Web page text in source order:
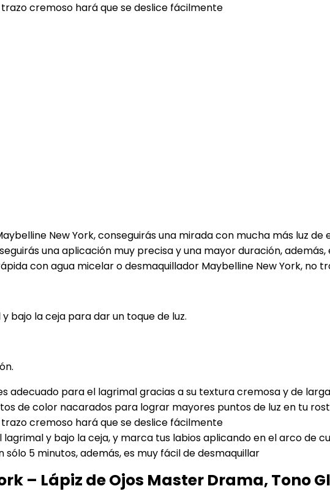
cremoso hará que se deslice fácilmente
New York, conseguirás una mirada con mucha más luz
una aplicación muy precisa y una mayor duración, además,
con agua micelar o desmaquillador Maybelline New York, no
bajo la ceja para dar un toque de luz.
adecuado para el lagrimal gracias a su textura cremosa y de
de color nacarados para lograr mayores puntos de luz en tu
cremoso hará que se deslice fácilmente
y bajo la ceja, y marca tus labios aplicando en el arco de
5 minutos, además, es muy fácil de desmaquillar
– Lápiz de Ojos Master Drama, Tono